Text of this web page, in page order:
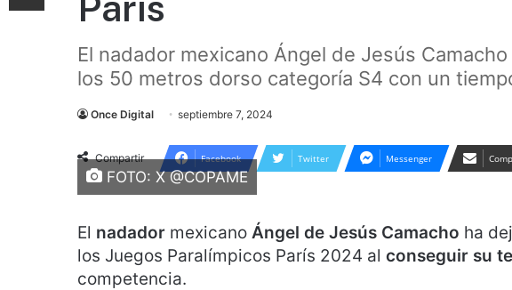
El nadador mexicano Ángel de Jesús
los 50 metros dorso categoría S4 con un
Once Digital septiembre 7, 2024
Compartir Facebook Twitter Messenger
FOTO: X @COPAME
El nadador mexicano Ángel de Jesús Camacho ha
los Juegos Paralímpicos París 2024 al conseguir su
competencia.